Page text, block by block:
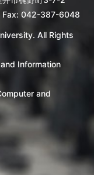
042-387-6048
All Rights
Information
and